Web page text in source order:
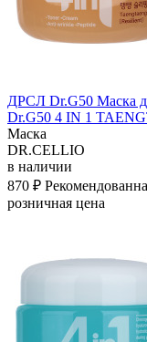
ДРСЛ Dr.G50 Маска
Dr.G50 4 IN 1
Маска
DR.CELLIO
в наличии
870 ₽
розничная цена